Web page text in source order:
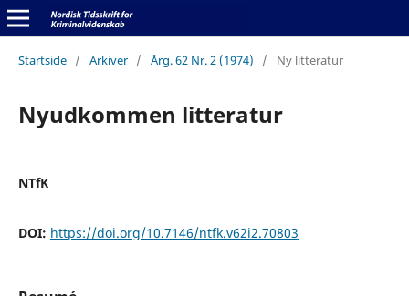
Startside / Arkiver / Årg. 62 Nr. 2 (1974) / Ny litteratur
Nyudkommen litteratur
NTfK
DOI: https://doi.org/10.7146/ntfk.v62i2.70803